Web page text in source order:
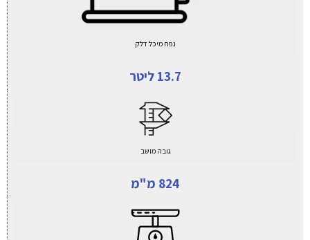
נפח מיכל דלק
13.7 ליטר
גובה מושב
824 מ"מ